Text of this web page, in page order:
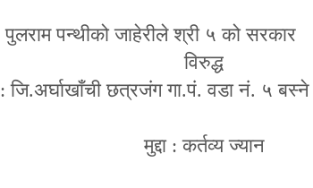
पुलराम पन्थीको जाहेरीले श्री ५ को सरकार
विरुद्ध
: जि.अर्घाखाँची छत्रजंग गा.पं. वडा नं. ५
मुद्दा : कर्तव्य ज्यान